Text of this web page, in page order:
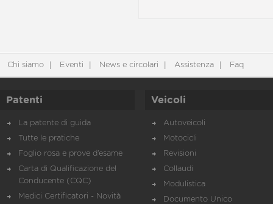
Chi siamo Eventi News e circolari Assistenza Faq
Patenti
La patente di guida
Tutte le pratiche
Foglio rosa e prove d’esame
Carta di Qualificazione del
Conducente (CQC)
Medici Certificatori - Novità
Veicoli
Autoveicoli
Motocicli
Revisioni
Collaudi
Modulistica
Documento Unico